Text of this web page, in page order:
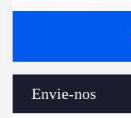
Envie-nos